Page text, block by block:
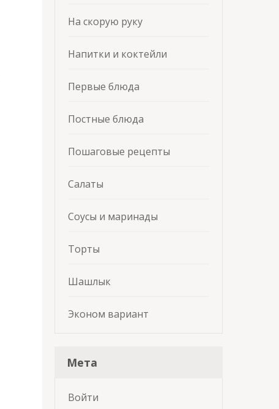
На скорую руку
Напитки и коктейли
Первые блюда
Постные блюда
Пошаговые рецепты
Салаты
Соусы и маринады
Торты
Шашлык
Эконом вариант
Мета
Войти